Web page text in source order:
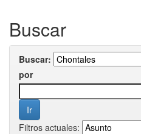
Buscar
Buscar:
por
Filtros actuales: